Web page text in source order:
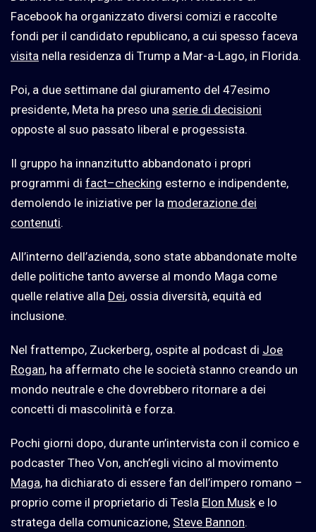
Facebook ha organizzato diversi comizi e raccolte
fondi per il candidato republicano, a cui spesso faceva
visita nella residenza di Trump a Mar-a-Lago, in Florida.
Poi, a due settimane dal giuramento del 47esimo
presidente, Meta ha preso una serie di decisioni
opposte al suo passato liberal e progessista.
Il gruppo ha innanzitutto abbandonato i propri
programmi di fact–checking esterno e indipendente,
demolendo le iniziative per la moderazione dei
contenuti.
All’interno dell’azienda, sono state abbandonate molte
delle politiche tanto avverse al mondo Maga come
quelle relative alla Dei, ossia diversità, equità ed
inclusione.
Nel frattempo, Zuckerberg, ospite al podcast di Joe
Rogan, ha affermato che le società stanno creando un
mondo neutrale e che dovrebbero ritornare a dei
concetti di mascolinità e forza.
Pochi giorni dopo, durante un’intervista con il comico e
podcaster Theo Von, anch’egli vicino al movimento
Maga, ha dichiarato di essere fan dell’impero romano –
proprio come il proprietario di Tesla Elon Muske lo
stratega della comunicazione, Steve Bannon.